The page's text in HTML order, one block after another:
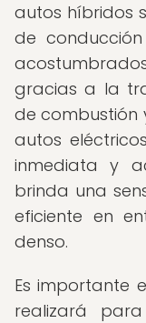
autos híbridos
de
gracias a la
de combustión
autos
inmediata y
brinda una
eficiente en
denso.
Es importante
realizará